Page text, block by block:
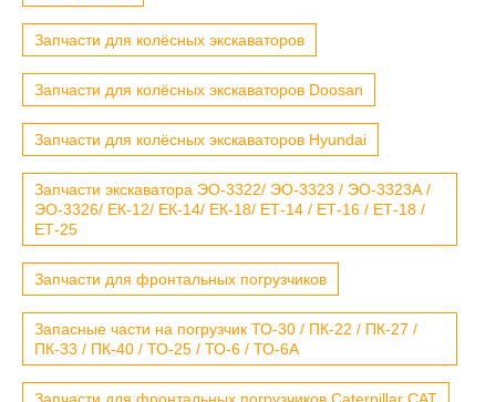
Запчасти для колёсных экскаваторов
Запчасти для колёсных экскаваторов Doosan
Запчасти для колёсных экскаваторов Hyundai
Запчасти экскаватора ЭО-3322/ ЭО-3323 / ЭО-3323А /
ЭО-3326/ ЕК-12/ ЕК-14/ ЕК-18/ ЕТ-14 / ЕТ-16 / ЕТ-18 /
ЕТ-25
Запчасти для фронтальных погрузчиков
Запасные части на погрузчик ТО-30 / ПК-22 / ПК-27 /
ПК-33 / ПК-40 / ТО-25 / ТО-6 / ТО-6А
Запчасти для фронтальных погрузчиков Caterpillar CAT